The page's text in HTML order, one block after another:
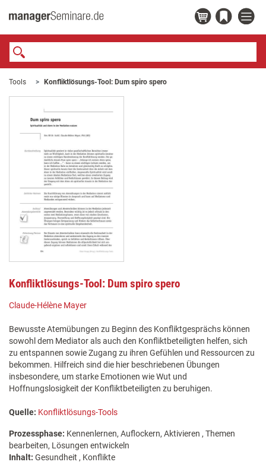
Tools Konfliktlösungs-Tool: Dum spiro spero
Konfliktlösungs-Tool: Dum spiro spero
Claude-Hélène Mayer
Bewusste Atemübungen zu Beginn des Konfliktgesprächs können
sowohl dem Mediator als auch den Konfliktbeteiligten helfen, sich
zu entspannen sowie Zugang zu ihren Gefühlen und Ressourcen zu
bekommen. Hilfreich sind die hier beschriebenen Übungen
insbesondere, um starke Emotionen wie Wut und
Hoffnungslosigkeit der Konfliktbeteiligten zu beruhigen.
Quelle: Konfliktlösungs-Tools
Prozessphase: Kennenlernen, Auflockern, Aktivieren , Themen
bearbeiten, Lösungen entwickeln
Inhalt: Gesundheit , Konflikte